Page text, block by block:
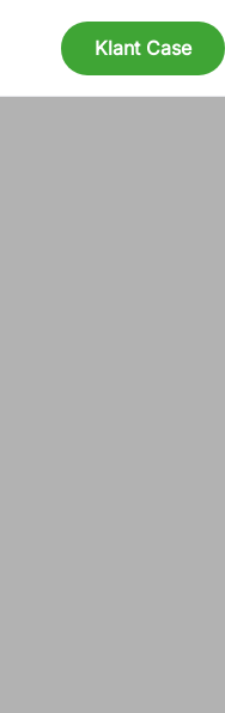
Klant Case